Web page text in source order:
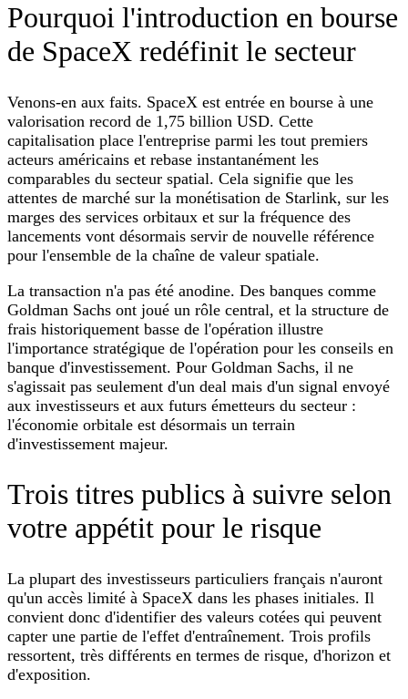
Pourquoi l'introduction en bourse
de SpaceX redéfinit le secteur
Venons-en aux faits. SpaceX est entrée en bourse à une
valorisation record de 1,75 billion USD. Cette
capitalisation place l'entreprise parmi les tout premiers
acteurs américains et rebase instantanément les
comparables du secteur spatial. Cela signifie que les
attentes de marché sur la monétisation de Starlink, sur les
marges des services orbitaux et sur la fréquence des
lancements vont désormais servir de nouvelle référence
pour l'ensemble de la chaîne de valeur spatiale.
La transaction n'a pas été anodine. Des banques comme
Goldman Sachs ont joué un rôle central, et la structure de
frais historiquement basse de l'opération illustre
l'importance stratégique de l'opération pour les conseils en
banque d'investissement. Pour Goldman Sachs, il ne
s'agissait pas seulement d'un deal mais d'un signal envoyé
aux investisseurs et aux futurs émetteurs du secteur :
l'économie orbitale est désormais un terrain
d'investissement majeur.
Trois titres publics à suivre selon
votre appétit pour le risque
La plupart des investisseurs particuliers français n'auront
qu'un accès limité à SpaceX dans les phases initiales. Il
convient donc d'identifier des valeurs cotées qui peuvent
capter une partie de l'effet d'entraînement. Trois profils
ressortent, très différents en termes de risque, d'horizon et
d'exposition.